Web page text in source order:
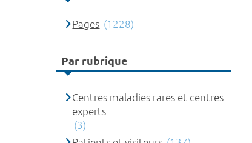
Pages (1228)
Par rubrique
Centres maladies rares et centres
experts
(3)